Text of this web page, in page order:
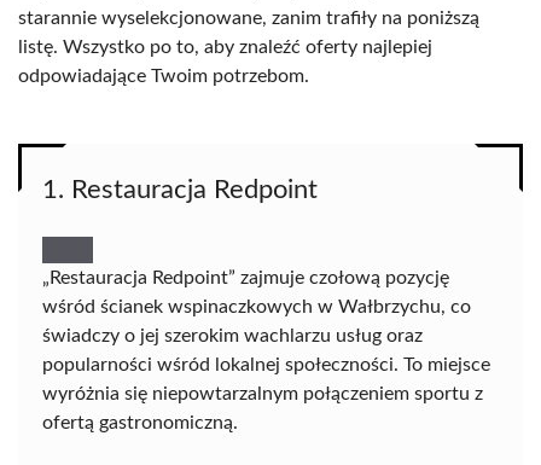
starannie wyselekcjonowane, zanim trafiły na poniższą
listę. Wszystko po to, aby znaleźć oferty najlepiej
odpowiadające Twoim potrzebom.
1. Restauracja Redpoint
„Restauracja Redpoint” zajmuje czołową pozycję
wśród ścianek wspinaczkowych w Wałbrzychu, co
świadczy o jej szerokim wachlarzu usług oraz
popularności wśród lokalnej społeczności. To miejsce
wyróżnia się niepowtarzalnym połączeniem sportu z
ofertą gastronomiczną.